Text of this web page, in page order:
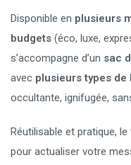
Disponible en plusieurs
budgets (éco, luxe,
s’accompagne d’un sac
avec plusieurs types de
occultante, ignifugée,
Réutilisable et pratique,
pour actualiser votre